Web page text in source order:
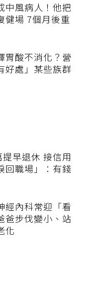
中風病人！他把
健場 7個月後重
胃酸不消化？營
好處」某些族群
早退休 接信用
回職場」：有錢
經內科常迎「看
步伐變小、站
化